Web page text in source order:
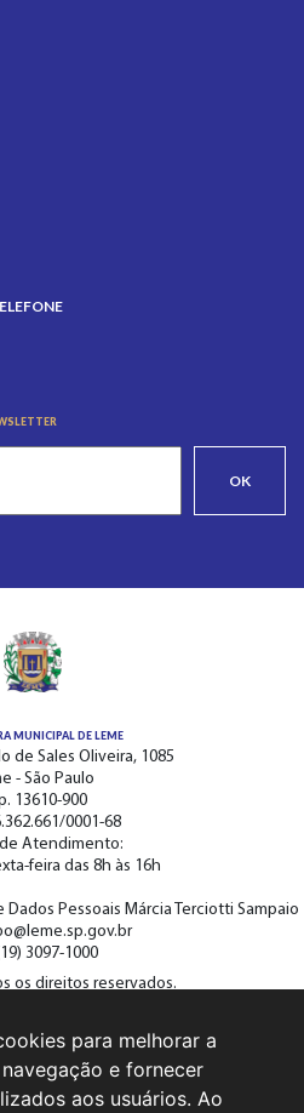
OK
MUNICIPAL DE LEME
de Sales Oliveira, 1085
- São Paulo
13610-900
0001-68
Atendimento:
feira das 8h às 16h
Pessoais Márcia Terciotti Sampaio
3097-1000
os direitos reservados.
NAS REDES SOCIAIS
para melhorar a
e fornecer
aos usuários. Ao